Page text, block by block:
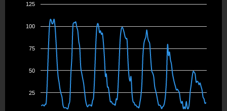
25
50
75
100
125